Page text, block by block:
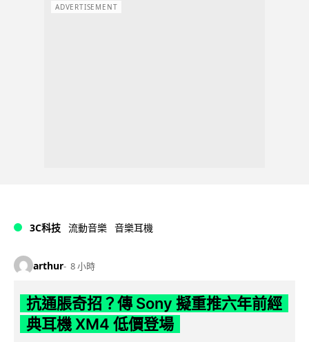
ADVERTISEMENT
3C科技 流動音樂 音樂耳機
arthur 8 小時
抗通脹奇招？傳 Sony 擬重推六年前經
典耳機 XM4 低價登場